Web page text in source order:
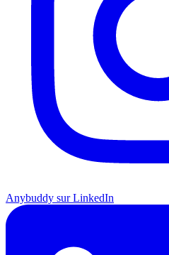
Anybuddy sur LinkedIn